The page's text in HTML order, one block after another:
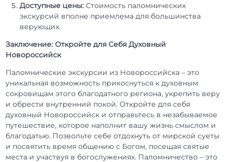
Доступные цены: Стоимость паломнических
экскурсий вполне приемлема для большинства
верующих.
Заключение: Откройте для Себя Духовный
Новороссийск
Паломнические экскурсии из Новороссийска – это
уникальная возможность прикоснуться к духовным
сокровищам этого благодатного региона, укрепить веру
и обрести внутренний покой. Откройте для себя
духовный Новороссийск и отправьтесь в незабываемое
путешествие, которое наполнит вашу жизнь смыслом и
благодатью. Позвольте себе отдохнуть от мирской суеты
и посвятить время общению с Богом, посещая святые
места и участвуя в богослужениях. Паломничество – это